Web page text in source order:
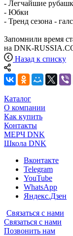
- Легчайшие
- Юбки
- Тренд сезона -
Запомнили время
на DNK-
Назад к списку
Каталог
О компании
Как купить
Контакты
МЕРЧ DNK
Школа DNK
Вконтакте
Telegram
YouTube
WhatsApp
Яндекс.Дзен
Связаться с нами
Связаться с нами
Позвонить нам